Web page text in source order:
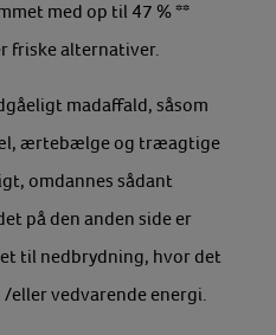
med op til 47 % **
friske alternativer.
madaffald, såsom
ærtebælge og træagtige
omdannes sådant
på den anden side er
til nedbrydning, hvor det
vedvarende energi.